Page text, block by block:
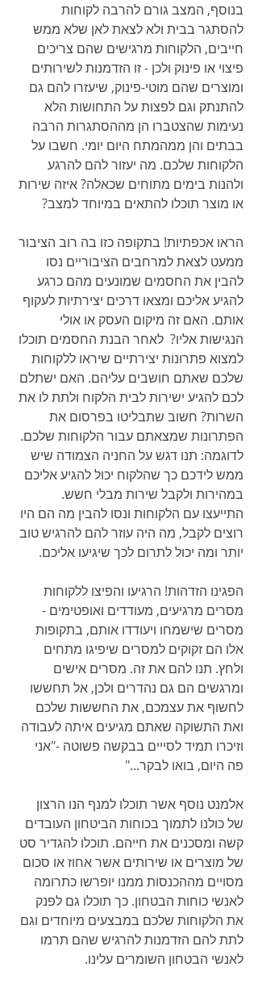
בנוסף, המצב גורם להרבה לקוחות
להסתגר בבית ולא לצאת לאן שלא ממש
חייבים, הלקוחות מרגישים שהם צריכים
פיצוי או פינוק ולכן - זו הזדמנות לשירותים
ומוצרים שהם מוטי-פינוק, שיעזרו להם גם
להתנתק וגם לפצות על התחושות הלא
נעימות שהצטברו הן מההסתגרות הרבה
בבתים והן ממהמתח היום יומי. חשבו על
הלקוחות שלכם. מה יעזור להם להרגע
ולהנות בימים מתוחים שכאלה? איזה שירות
או מוצר תוכלו להתאים במיוחד למצב?
הראו אכפתיות! בתקופה כזו בה רוב הציבור
ממעט לצאת למרחבים הציבוריים נסו
להבין את החסמים שמונעים מהם כרגע
להגיע אליכם ומצאו דרכים יצירתיות לעקוף
אותם. האם זה מיקום העסק או אולי
הנגישות אליו?  לאחר הבנת החסמים תוכלו
למצוא פתרונות יצירתיים שיראו ללקוחות
שלכם שאתם חושבים עליהם. האם ישתלם
לכם להגיע ישירות לבית הלקוח ולתת לו את
השרות? חשוב שתבליטו בפרסום את
הפתרונות שמצאתם עבור הלקוחות שלכם.
לדוגמה: תנו דגש על החניה הצמודה שיש
ממש לידכם כך שהלקוח יכול להגיע אליכם
במהירות ולקבל שירות מבלי חשש.
התייעצו עם הלקוחות ונסו להבין מה הם היו
רוצים לקבל, מה היה עוזר להם להרגיש טוב
יותר ומה יכול לתרום לכך שיגיעו אליכם.
הפגינו הזדהות! הרגיעו והפיצו ללקוחות
מסרים מרגיעים, מעודדים ואופטימים -
מסרים שישמחו ויעודדו אותם, בתקופות
אלו הם זקוקים למסרים שיפיגו מתחים
ולחץ. תנו להם את זה. מסרים אישים
ומרגשים הם גם נהדרים ולכן, אל תחששו
לחשוף את עצמכם, את החששות שלכם
ואת התשוקה שאתם מגיעים איתה לעבודה
וזיכרו תמיד לסייים בבקשה פשוטה -"אני
פה היום, בואו לבקר..."
אלמנט נוסף אשר תוכלו למנף הנו הרצון
של כולנו לתמוך בכוחות הביטחון העובדים
קשה ומסכנים את חייהם. תוכלו להגדיר סט
של מוצרים או שירותים אשר אחוז או סכום
מסויים מההכנסות ממנו יופרשו כתרומה
לאנשי כוחות הבטחון. כך תוכלו גם לפנק
את הלקוחות שלכם במבצעים מיוחדים וגם
לתת להם הזדמנות להרגיש שהם תרמו
לאנשי הבטחון השומרים עלינו.